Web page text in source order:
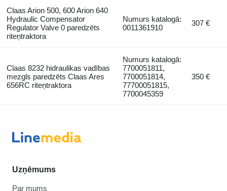
Claas Arion 500, 600 Arion 640
Hydraulic Compensator
Regulator Valve 0 paredzēts
riteņtraktora
Numurs katalogā:
0011361910
307 €
Claas 8232 hidraulikas vadības
mezgls paredzēts Claas Ares
656RC riteņtraktora
Numurs katalogā:
7700051811,
7700051814,
77700051815,
7700045359
350 €
Uzņēmums
Par mums